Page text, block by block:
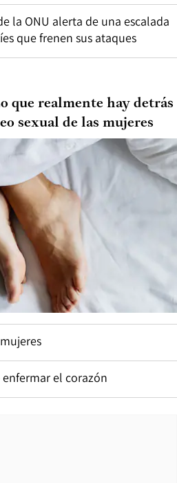
la ONU alerta de una escalada
que frenen sus ataques
que realmente hay detrás
sexual de las mujeres
el corazón